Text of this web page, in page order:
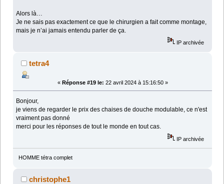
Alors là…
Je ne sais pas exactement ce que le chirurgien a fait comme montage,
mais je n’ai jamais entendu parler de ça.
IP archivée
tetra4
« Réponse #19 le: 22 avril 2024 à 15:16:50 »
Bonjour,
je viens de regarder le prix des chaises de douche modulable, ce n'est
vraiment pas donné
merci pour les réponses de tout le monde en tout cas.
IP archivée
HOMME tétra complet
christophe1